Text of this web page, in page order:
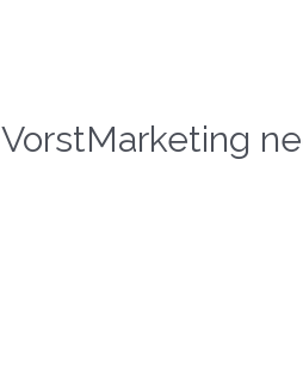
VorstMarketing